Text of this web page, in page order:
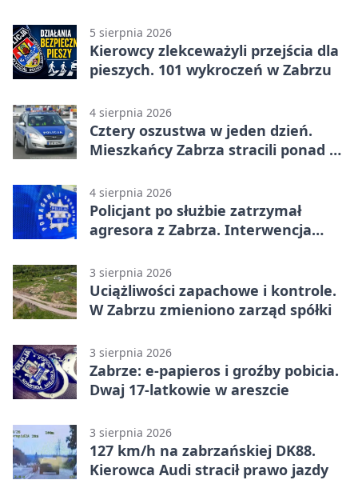
5 sierpnia 2026
Kierowcy zlekceważyli przejścia dla
pieszych. 101 wykroczeń w Zabrzu
4 sierpnia 2026
Cztery oszustwa w jeden dzień.
Mieszkańcy Zabrza stracili ponad 6
4 sierpnia 2026
Policjant po służbie zatrzymał
agresora z Zabrza. Interwencja
3 sierpnia 2026
Uciążliwości zapachowe i kontrole.
W Zabrzu zmieniono zarząd spółki
3 sierpnia 2026
Zabrze: e-papieros i groźby pobicia.
Dwaj 17-latkowie w areszcie
3 sierpnia 2026
127 km/h na zabrzańskiej DK88.
Kierowca Audi stracił prawo jazdy